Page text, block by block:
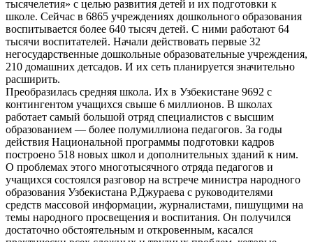
тысячелетия» с целью развития детей и их подготовки к
школе. Сейчас в 6865 учреждениях дошкольного образования
воспитывается более 640 тысяч детей. С ними работают 64
тысячи воспитателей. Начали действовать первые 32
негосударственные дошкольные образовательные учреждения,
210 домашних детсадов. И их сеть планируется значительно
расширить.
Преобразилась средняя школа. Их в Узбекистане 9692 с
контингентом учащихся свыше 6 миллионов. В школах
работает самый большой отряд специалистов с высшим
образованием — более полумиллиона педагогов. За годы
действия Национальной программы подготовки кадров
построено 518 новых школ и дополнительных зданий к ним.
О проблемах этого многотысячного отряда педагогов и
учащихся состоялся разговор на встрече министра народного
образования Узбекистана Р.Джураева с руководителями
средств массовой информации, журналистами, пишущими на
темы народного просвещения и воспитания. Он получился
достаточно обстоятельным и откровенным, касался